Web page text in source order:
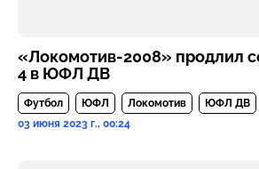
«Локомотив-2008» продлил
4 в ЮФЛ ДВ
Футбол ЮФЛ Локомотив
ЮФЛ ДВ
03 июня 2023 г., 00:24